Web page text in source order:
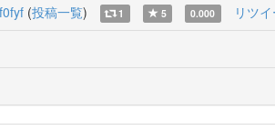
(投稿一覧) 1 5 0.000 リツ